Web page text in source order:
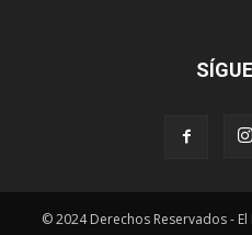
© 2024 Derechos Reservados -